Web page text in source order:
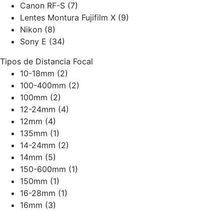
Canon RF-S (7)
Lentes Montura Fujifilm X (9)
Nikon (8)
Sony E (34)
Tipos de Distancia Focal
10-18mm (2)
100-400mm (2)
100mm (2)
12-24mm (4)
12mm (4)
135mm (1)
14-24mm (2)
14mm (5)
150-600mm (1)
150mm (1)
16-28mm (1)
16mm (3)